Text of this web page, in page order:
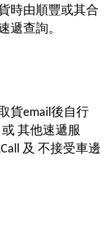
時由順豐或其合
遞查詢。
貨email後自行
或 其他速遞服
及 不接受車邊